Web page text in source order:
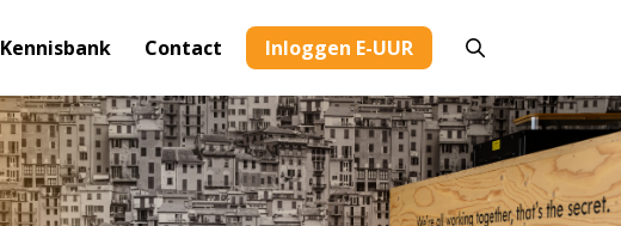
Kennisbank Contact Inloggen E-UUR